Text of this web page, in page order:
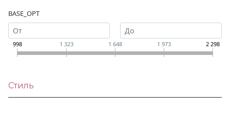
BASE_OPT
998 1 323 1 648 1 973 2 298
Стиль